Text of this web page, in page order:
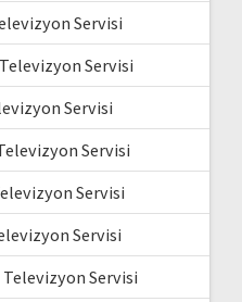
Servisi
Servisi
Servisi
Servisi
Servisi
Servisi
Servisi